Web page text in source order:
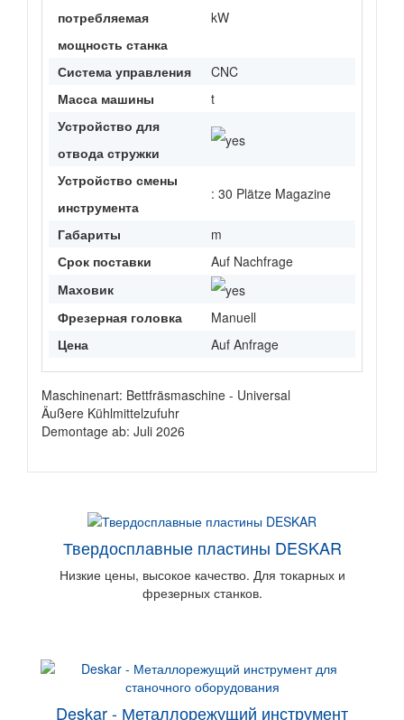
потребляемая
мощность станка
kW
Система управления
CNC
Масса машины
t
Устройство для
отвода стружки
Устройство смены
инструмента
: 30 Plätze Magazine
Габариты
m
Срок поставки
Auf Nachfrage
Маховик
Фрезерная головка
Manuell
Цена
Auf Anfrage
Maschinenart: Bettfräsmaschine - Universal
Äußere Kühlmittelzufuhr
Demontage ab: Juli 2026
Твердосплавные пластины DESKAR
Низкие цены, высокое качество. Для токарных и
фрезерных станков.
Deskar - Металлорежущий инструмент